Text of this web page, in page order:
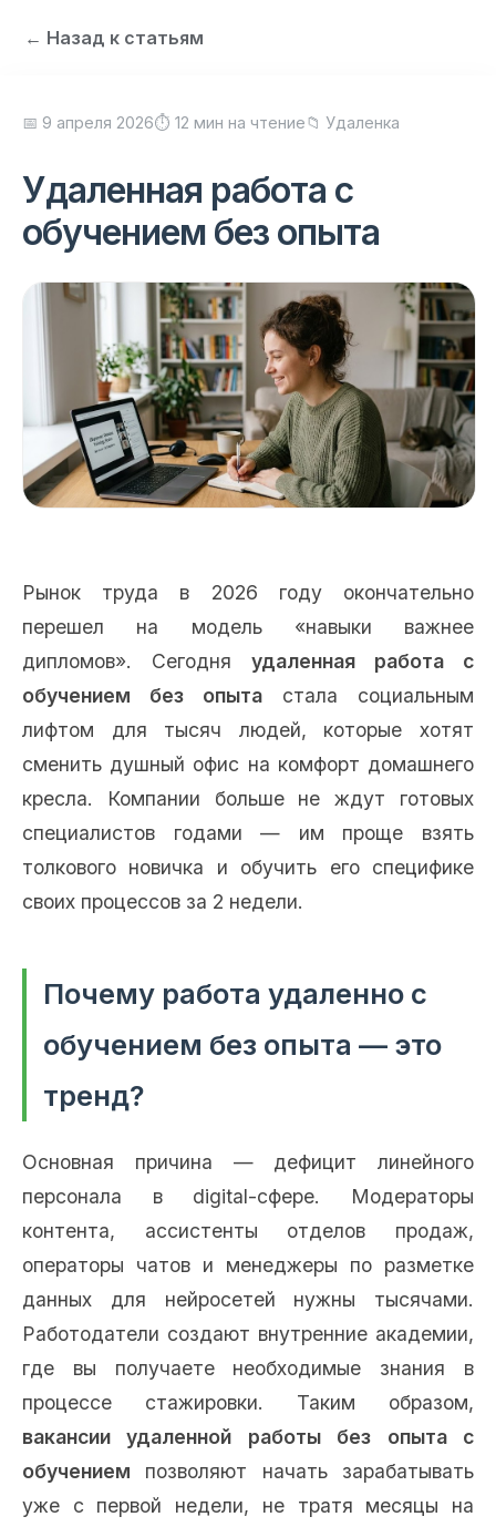
← Назад к статьям
📅 9 апреля 2026⏱ 12 мин на чтение📁 Удаленка
Удаленная работа с
обучением без опыта
Рынок труда в 2026 году окончательно
перешел на модель «навыки важнее
дипломов». Сегодня удаленная работа с
обучением без опыта стала социальным
лифтом для тысяч людей, которые хотят
сменить душный офис на комфорт домашнего
кресла. Компании больше не ждут готовых
специалистов годами — им проще взять
толкового новичка и обучить его специфике
своих процессов за 2 недели.
Почему работа удаленно с
обучением без опыта — это
тренд?
Основная причина — дефицит линейного
персонала в digital-сфере. Модераторы
контента, ассистенты отделов продаж,
операторы чатов и менеджеры по разметке
данных для нейросетей нужны тысячами.
Работодатели создают внутренние академии,
где вы получаете необходимые знания в
процессе стажировки. Таким образом,
вакансии удаленной работы без опыта с
обучением позволяют начать зарабатывать
уже с первой недели, не тратя месяцы на